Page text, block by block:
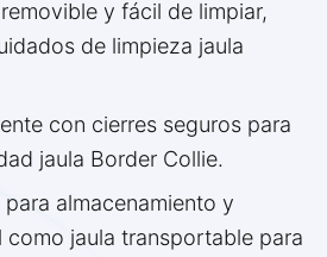
y fácil de limpiar,
de limpieza jaula
con cierres seguros para
jaula Border Collie.
almacenamiento y
jaula transportable para